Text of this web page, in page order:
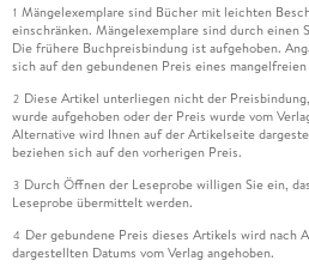
1 Mängelexemplare sind Bücher mit leichten
einschränken. Mängelexemplare sind durch einen
Die frühere Buchpreisbindung ist aufgehoben.
sich auf den gebundenen Preis eines mangelfreien
2 Diese Artikel unterliegen nicht der
wurde aufgehoben oder der Preis wurde vom
Alternative wird Ihnen auf der Artikelseite
beziehen sich auf den vorherigen Preis.
3 Durch Öffnen der Leseprobe willigen Sie ein,
Leseprobe übermittelt werden.
4 Der gebundene Preis dieses Artikels wird nach
dargestellten Datums vom Verlag angehoben.